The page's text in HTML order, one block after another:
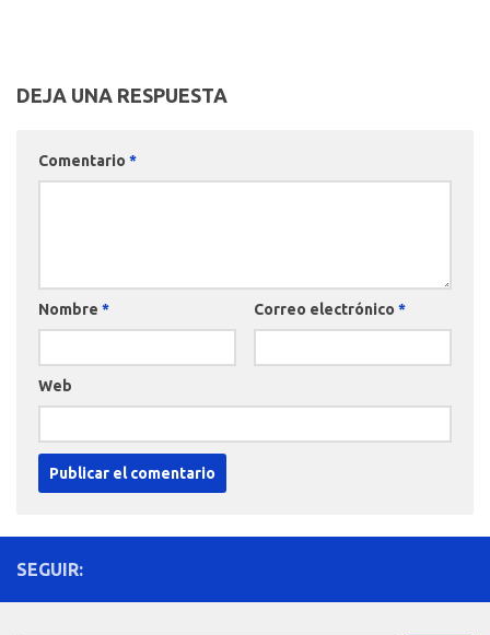
DEJA UNA RESPUESTA
Comentario *
Nombre * Correo electrónico *
Web
SEGUIR: